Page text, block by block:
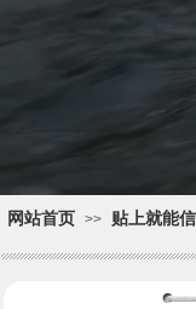
网站首页 >> 贴上就能